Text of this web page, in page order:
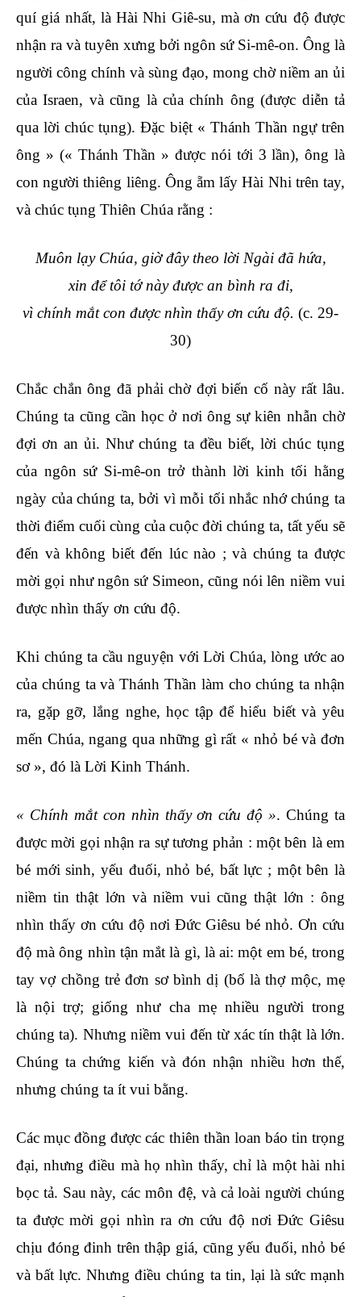
quí giá nhất, là Hài Nhi Giê-su, mà ơn cứu độ được
nhận ra và tuyên xưng bởi ngôn sứ Si-mê-on. Ông là
người công chính và sùng đạo, mong chờ niềm an ủi
của Israen, và cũng là của chính ông (được diễn tả
qua lời chúc tụng). Đặc biệt « Thánh Thần ngự trên
ông » (« Thánh Thần » được nói tới 3 lần), ông là
con người thiêng liêng. Ông ẵm lấy Hài Nhi trên tay,
và chúc tụng Thiên Chúa rằng :
Muôn lạy Chúa, giờ đây theo lời Ngài đã hứa,
xin để tôi tớ này được an bình ra đi,
vì chính mắt con được nhìn thấy ơn cứu độ. (c. 29-
30)
Chắc chắn ông đã phải chờ đợi biến cố này rất lâu.
Chúng ta cũng cần học ở nơi ông sự kiên nhẫn chờ
đợi ơn an ủi. Như chúng ta đều biết, lời chúc tụng
của ngôn sứ Si-mê-on trở thành lời kinh tối hằng
ngày của chúng ta, bởi vì mỗi tối nhắc nhớ chúng ta
thời điểm cuối cùng của cuộc đời chúng ta, tất yếu sẽ
đến và không biết đến lúc nào ; và chúng ta được
mời gọi như ngôn sứ Simeon, cũng nói lên niềm vui
được nhìn thấy ơn cứu độ.
Khi chúng ta cầu nguyện với Lời Chúa, lòng ước ao
của chúng ta và Thánh Thần làm cho chúng ta nhận
ra, gặp gỡ, lắng nghe, học tập để hiểu biết và yêu
mến Chúa, ngang qua những gì rất « nhỏ bé và đơn
sơ », đó là Lời Kinh Thánh.
« Chính mắt con nhìn thấy ơn cứu độ ». Chúng ta
được mời gọi nhận ra sự tương phản : một bên là em
bé mới sinh, yếu đuối, nhỏ bé, bất lực ; một bên là
niềm tin thật lớn và niềm vui cũng thật lớn : ông
nhìn thấy ơn cứu độ nơi Đức Giêsu bé nhỏ. Ơn cứu
độ mà ông nhìn tận mắt là gì, là ai: một em bé, trong
tay vợ chồng trẻ đơn sơ bình dị (bố là thợ mộc, mẹ
là nội trợ; giống như cha mẹ nhiều người trong
chúng ta). Nhưng niềm vui đến từ xác tín thật là lớn.
Chúng ta chứng kiến và đón nhận nhiều hơn thế,
nhưng chúng ta ít vui bằng.
Các mục đồng được các thiên thần loan báo tin trọng
đại, nhưng điều mà họ nhìn thấy, chỉ là một hài nhi
bọc tả. Sau này, các môn đệ, và cả loài người chúng
ta được mời gọi nhìn ra ơn cứu độ nơi Đức Giêsu
chịu đóng đinh trên thập giá, cũng yếu đuối, nhỏ bé
và bất lực. Nhưng điều chúng ta tin, lại là sức mạnh